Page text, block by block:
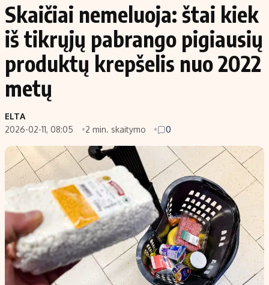
Aplinka
Verslas
Energetika
Ekonomika
Politika
NT ir statybos
Įmonės
Žemės ūkis
Technologijos
Laisvalaikis
Investavimas
Akcijų rinka
Saulės elektrinės
Kriptovaliutos
Infliacija
Migracija
Nedarbo išmokos skaičiuoklė
Indėliai
Indėlių skaičiuoklė
Būsto finansai
Įdomios naujienos
Skaičiai nemeluoja: štai kiek
iš tikrųjų pabrango pigiausių
produktų krepšelis nuo 2022
metų
ELTA
2026-02-11, 08:05
2 min. skaitymo 0